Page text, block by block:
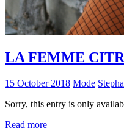
LA FEMME
15 October 2018 Mode
Sorry, this entry is only
Read more